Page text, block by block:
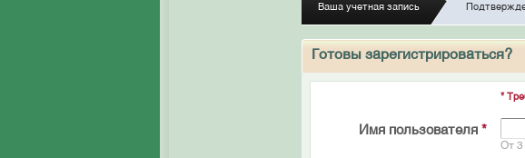
Ваша учетная запись
Готовы зарегистрироваться?
*
Имя пользователя *
От 3